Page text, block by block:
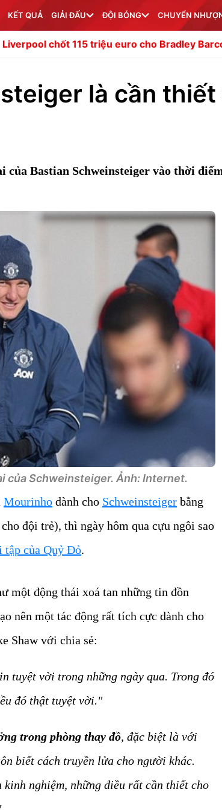
KẾT QUẢ GIẢI ĐẤU ĐỘI BÓNG CHUYỂN
115 triệu euro cho Bradley Barcola của PSG
là cần thiết
Bastian Schweinsteiger vào thời
của Schweinsteiger. Ảnh: Internet.
Mourinho dành cho Schweinsteiger bằng
đội trẻ), thì ngày hôm qua cựu ngôi sao
tập của Quỷ Đỏ.
một động thái xoá tan những tin đồn
nên một tác động rất tích cực dành cho
Shaw với chia sẻ:
tuyệt vời trong những ngày qua. Trong đó
đó thật tuyệt vời."
trong phòng thay đồ, đặc biệt là với
biết cách truyền lửa cho người khác.
nghiệm, những điều rất cần thiết cho